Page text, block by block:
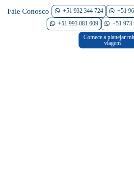
Fale Conosco +51 932 344 724 +51
+51 993 081 609
+51 973
Comece a planejar
viagem